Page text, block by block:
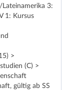
3:
1: Kursus
>
(C) >
gültig ab SS